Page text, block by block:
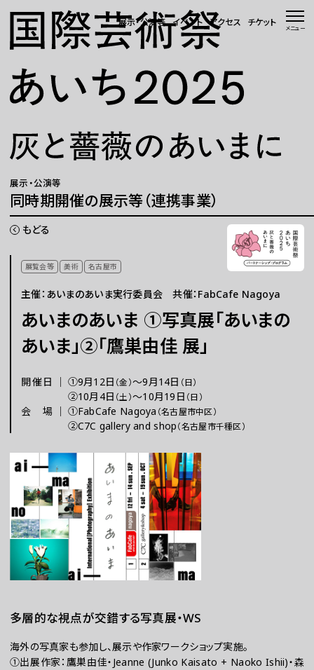
展示・公演等 イベント アクセス チケット メニュー
ニュース 一覧
WEBマガジン
展示・公演等
イベント
国際芸術祭「あいち」とは
チケット
ラーニング
展示・公演等
同時期開催の展示等（連携事業）
もどる
展覧会等 美術 名古屋市
主催：あいまのあいま実行委員会 共催：FabCafe Nagoya
あいまのあいま ①写真展「あいまの
あいま」②「鷹巣由佳 展」
開催日 ｜ ①9月12日 （金）～9月14日 （日）
②10月4日 （土）～10月19日 （日）
会場 ｜ ①FabCafe Nagoya （名古屋市中区）
②C7C gallery and shop（名古屋市千種区）
多層的な視点が交錯する写真展・WS
海外の写真家も参加し、展示や作家ワークショップ実施。
①出展作家：鷹巣由佳・Jeanne (Junko Kaisato + Naoko Ishii)・森